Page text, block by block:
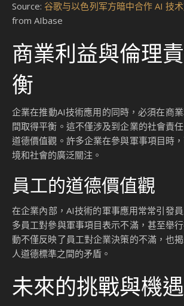
Source: 谷歌与以色列军方暗中合作 AI 技
from AIbase
商業利益與倫理
衡
企業在推動AI技術應用的同時，必須在商
間取得平衡。這不僅涉及到企業的社會責
道德價值觀。許多企業在參與軍事項目時
境和社會的廣泛關注。
員工的道德價值觀
在企業內部，AI技術的軍事應用常常引發
多員工對參與軍事項目表示不滿，甚至舉
動不僅反映了員工對企業決策的不滿，也
人道德標準之間的矛盾。
未來的挑戰與機遇